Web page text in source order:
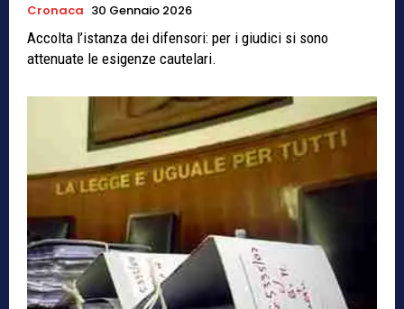
Cronaca 30 Gennaio 2026
Accolta l’istanza dei difensori: per i giudici si sono
attenuate le esigenze cautelari.